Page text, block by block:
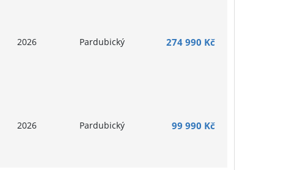
2026 Pardubický 274 990 Kč
2026 Pardubický 99 990 Kč